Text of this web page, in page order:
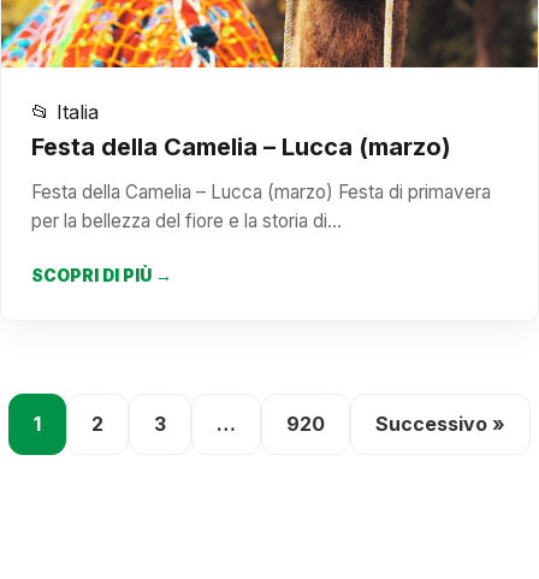
📂 Italia
Festa della Camelia – Lucca (marzo)
Festa della Camelia – Lucca (marzo) Festa di primavera
per la bellezza del fiore e la storia di…
SCOPRI DI PIÙ →
1 2 3 … 920 Successivo »